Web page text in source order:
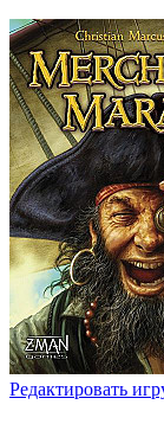
Редактировать